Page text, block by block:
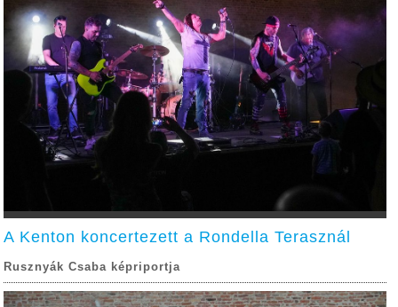
A Kenton koncertezett a Rondella Terasznál
Rusznyák Csaba képriportja